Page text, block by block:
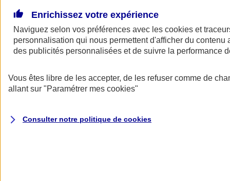
AXA Assurance
Enrichissez votre expérience
Naviguez selon vos préférences avec les cookies et
personnalisation qui nous permettent d'afficher du contenu
des publicités personnalisées et de suivre la performance
Vous êtes libre de les accepter, de les refuser comme de
allant sur "Paramétrer mes cookies"
Consulter notre politique de cookies